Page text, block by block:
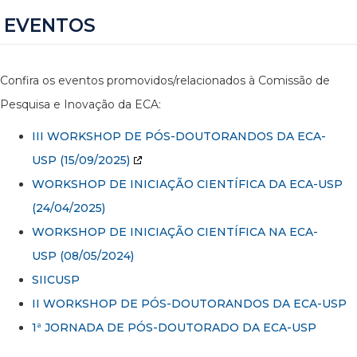
EVENTOS
Confira os eventos promovidos/relacionados à Comissão de
Pesquisa e Inovação da ECA:
III WORKSHOP DE PÓS-DOUTORANDOS DA ECA-
USP (15/09/2025)
WORKSHOP DE INICIAÇÃO CIENTÍFICA DA ECA-USP
(24/04/2025)
WORKSHOP DE INICIAÇÃO CIENTÍFICA NA ECA-
USP (08/05/2024)
SIICUSP
II WORKSHOP DE PÓS-DOUTORANDOS DA ECA-USP
1ª JORNADA DE PÓS-DOUTORADO DA ECA-USP